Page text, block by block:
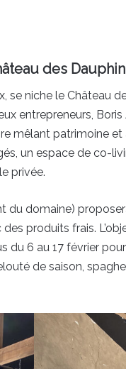
des
niche le Château
entrepreneurs,
mêlant patrimoine
un espace de co-
privée.
du domaine)
produits frais.
du 6 au 17 février
de saison,